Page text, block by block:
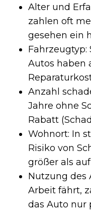
Alter und
zahlen oft
gesehen ein
Fahrzeugtyp:
Autos haben
Anzahl
Jahre ohne
Rabatt
Wohnort: In
Risiko von
größer als
Nutzung des
Arbeit fährt,
das Auto nur